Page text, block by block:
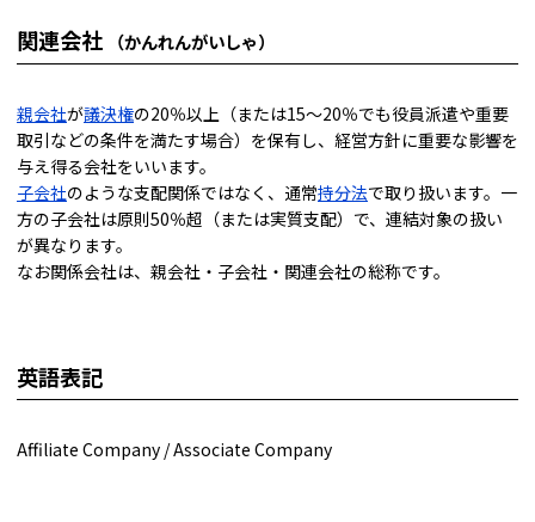
関連会社 （かんれんがいしゃ）
親会社が議決権の20％以上（または15～20％でも役員派遣や重要
取引などの条件を満たす場合）を保有し、経営方針に重要な影響を
与え得る会社をいいます。
子会社のような支配関係ではなく、通常持分法で取り扱います。一
方の子会社は原則50％超（または実質支配）で、連結対象の扱い
が異なります。
なお関係会社は、親会社・子会社・関連会社の総称です。
英語表記
Affiliate Company / Associate Company